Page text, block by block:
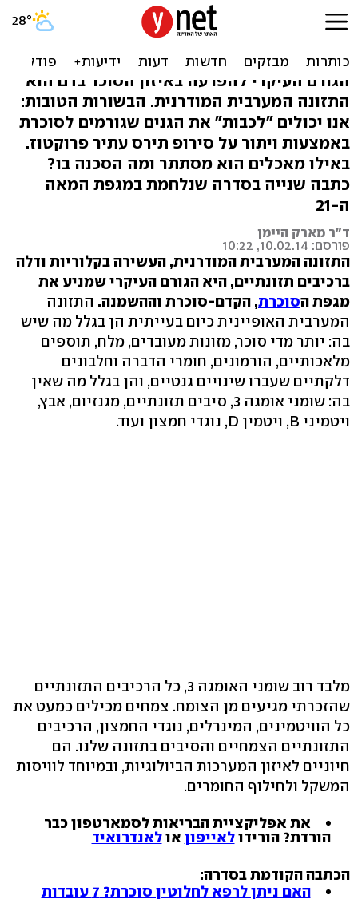
ויתור על רכיב תזונה אחד
ימנע סוכרת. מהו?
הגורם העיקרי להפרעה באיזון הסוכר בדם הוא
התזונה המערבית המודרנית. הבשורות הטובות:
אנו יכולים "לכבות" את הגנים שגורמים לסוכרת
באמצעות ויתור על סירופ תירס עתיר פרוקטוז.
באילו מאכלים הוא מסתתר ומה הסכנה בו?
כתבה שנייה בסדרה שנלחמת במגפת המאה
ה-21
ד"ר מארק היימן
פורסם: 10.02.14, 10:22
התזונה המערבית המודרנית, העשירה בקלוריות ודלה
ברכיבים תזונתיים, היא הגורם העיקרי שמניע את
מגפת הסוכרת, הקדם-סוכרת וההשמנה. התזונה
המערבית האופיינית כיום בעייתית הן בגלל מה שיש
בה: יותר מדי סוכר, מזונות מעובדים, מלח, תוספים
מלאכותיים, הורמונים, חומרי הדברה וחלבונים
דלקתיים שעברו שינויים גנטיים, והן בגלל מה שאין
בה: שומני אומגה 3, סיבים תזונתיים, מגנזיום, אבץ,
ויטמיני B, ויטמין D, נוגדי חמצון ועוד.
מלבד רוב שומני האומגה 3, כל הרכיבים התזונתיים
שהזכרתי מגיעים מן הצומח. צמחים מכילים כמעט את
כל הוויטמינים, המינרלים, נוגדי החמצון, הרכיבים
התזונתיים הצמחיים והסיבים בתזונה שלנו. הם
חיוניים לאיזון המערכות הביולוגיות, ובמיוחד לוויסות
המשקל ולחילוף החומרים.
את אפליקציית הבריאות לסמארטפון כבר
הורדת? הורידולאייפון אולאנדרואיד
הכתבה הקודמת בסדרה:
האם ניתן לרפא לחלוטין סוכרת? 7 עובדות